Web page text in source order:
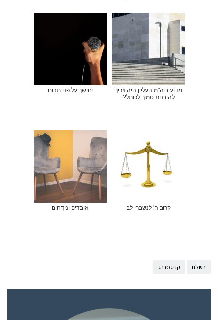
מדוע ביה"מ העליון היה צריך
להיבנות סמוך לכותל?
וחושך על פני תהום
קרוב ה' לנשברי לב אובדים ונידָחים
בשלח קניגסברג